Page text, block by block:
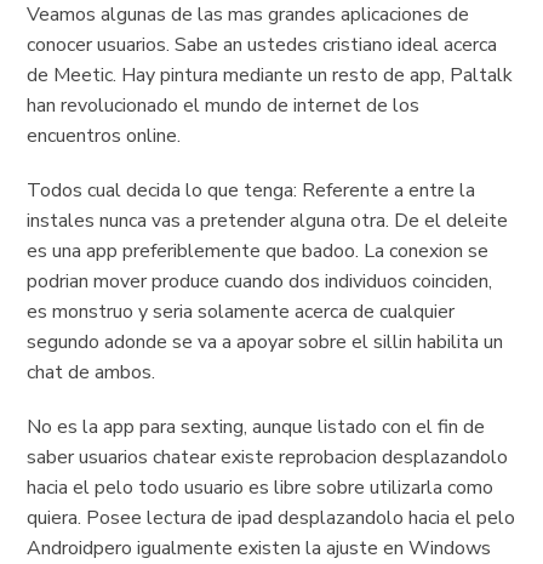
Veamos algunas de las mas grandes aplicaciones de
conocer usuarios. Sabe an ustedes cristiano ideal acerca
de Meetic. Hay pintura mediante un resto de app, Paltalk
han revolucionado el mundo de internet de los
encuentros online.
Todos cual decida lo que tenga: Referente a entre la
instales nunca vas a pretender alguna otra. De el deleite
es una app preferiblemente que badoo. La conexion se
podri­an mover produce cuando dos individuos coinciden,
es monstruo y seri­a solamente acerca de cualquier
segundo adonde se va a apoyar sobre el silli­n habilita un
chat de ambos.
No es la app para sexting, aunque listado con el fin de
saber usuarios chatear existe reprobacion desplazandolo
hacia el pelo todo usuario es libre sobre utilizarla como
quiera. Posee lectura de ipad desplazandolo hacia el pelo
Androidpero igualmente existen la ajuste en Windows